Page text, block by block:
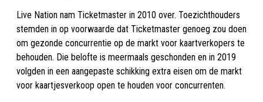
Live Nation nam Ticketmaster in 2010 over. Toezichthouders
stemden in op voorwaarde dat Ticketmaster genoeg zou doen
om gezonde concurrentie op de markt voor kaartverkopers te
behouden. Die belofte is meermaals geschonden en in 2019
volgden in een aangepaste schikking extra eisen om de markt
voor kaartjesverkoop open te houden voor concurrenten.